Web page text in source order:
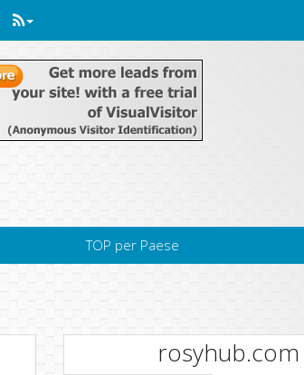
TOP per Paese
rosyhub.com